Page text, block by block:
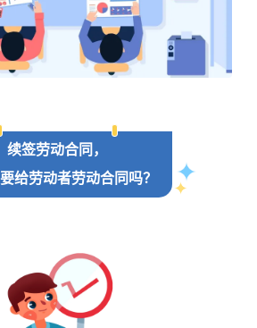
续签劳动合同，
给劳动者劳动合同吗？